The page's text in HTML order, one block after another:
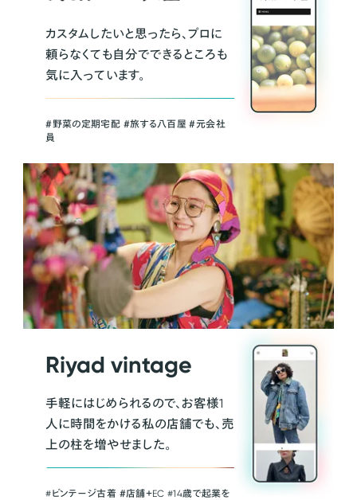
カスタムしたいと思ったら、プロに
頼らなくても自分でできるところも
気に入っています。
＃野菜の定期宅配 ＃旅する八百屋 ＃元会社
員
Riyad vintage
手軽にはじめられるので、お客様1
人に時間をかける私の店舗でも、売
上の柱を増やせました。
#ビンテージ古着 ＃店舗＋EC #14歳で起業を